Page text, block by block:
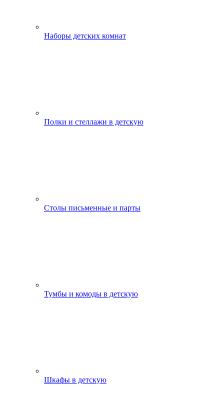
Наборы детских комнат
Полки и стеллажи в детскую
Столы письменные и парты
Тумбы и комоды в детскую
Шкафы в детскую